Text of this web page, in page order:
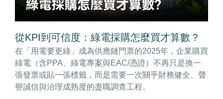
從KPI到可信度：綠電採購怎麼買才算數？
在「用電要更綠」成為供應鏈門票的2025年，企業購買
綠電（含PPA、綠電專案與EAC/憑證）不再只是換一
張發票或貼一張標籤，而是需要一次關乎財務健全、聲
譽誠信與治理成熟度的盡職調查工程。